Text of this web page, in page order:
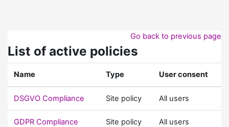
Go back to previous page
List of active policies
Name Type User consent
DSGVO Compliance Site policy All users
GDPR Compliance Site policy All users